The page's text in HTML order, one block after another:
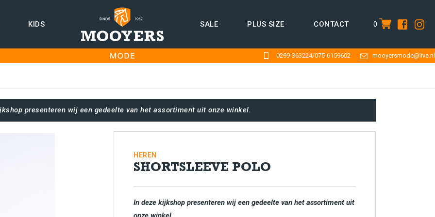
0 item
KIDS SALE PLUS SIZE CONTACT
0299-363224/075-6159602 mooyersmode@live.nl
presenteren wij een gedeelte van het assortiment uit onze winkel.
HEREN
SHORTSLEEVE POLO
In deze kijkshop presenteren wij een gedeelte van het assortiment uit